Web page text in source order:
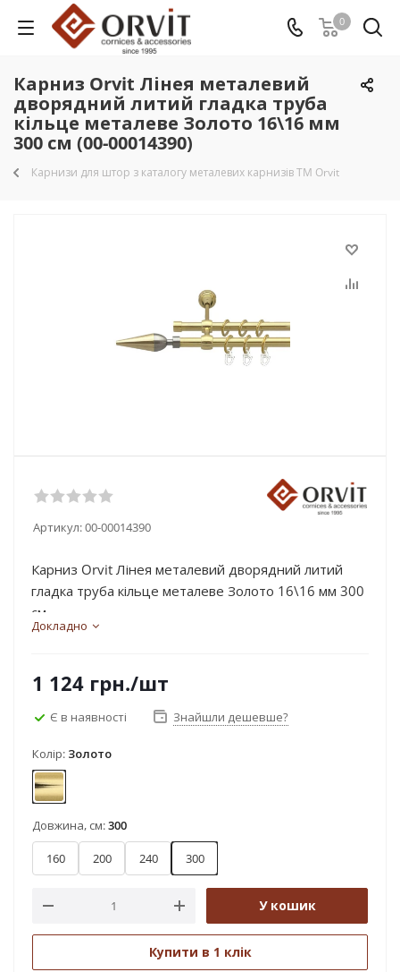
0
Карниз Orvit Лінея металевий
дворядний литий гладка труба
кільце металеве Золото 16\16 мм
300 см (00-00014390)
Карнизи для штор з каталогу металевих карнизів TM Orvit
Артикул:00-00014390
Карниз Orvit Лінея металевий дворядний литий
гладка труба кільце металеве Золото 16\16 мм 300
см...
Докладно
1 124 грн./шт
Є в наявності Знайшли дешевше?
Колір: Золото
Золото
Довжина, см:300
160 200 240 300
У кошик
Купити в 1 клік